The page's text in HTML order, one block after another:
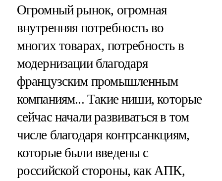
Огромный рынок, огромная
внутренняя потребность во
многих товарах, потребность в
модернизации благодаря
французским промышленным
компаниям... Такие ниши, которые
сейчас начали развиваться в том
числе благодаря контрсанкциям,
которые были введены с
российской стороны, как АПК,